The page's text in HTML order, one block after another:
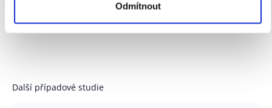
Odmítnout
Farmacie a zdravotnictví
Další případové studie